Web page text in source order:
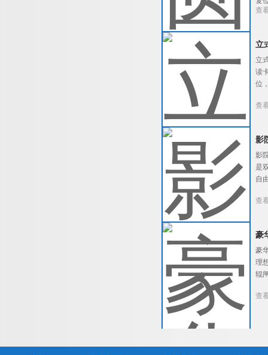
查
立
立
读
位
查
影
影
是
自
查
豪
豪
理
辊
查